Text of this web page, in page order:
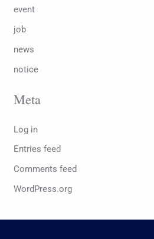
event
job
news
notice
Meta
Log in
Entries feed
Comments feed
WordPress.org